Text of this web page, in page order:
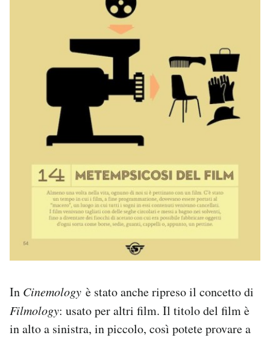
In Cinemology è stato anche ripreso il concetto di
Filmology: usato per altri film. Il titolo del film è
in alto a sinistra, in piccolo, così potete provare a